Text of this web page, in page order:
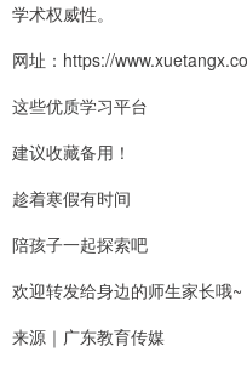
学术权威性。
网址：https://
这些优质学习平台
建议收藏备用！
趁着寒假有时间
陪孩子一起探索吧
欢迎转发给身边的师生家长哦~
来源｜广东教育传媒